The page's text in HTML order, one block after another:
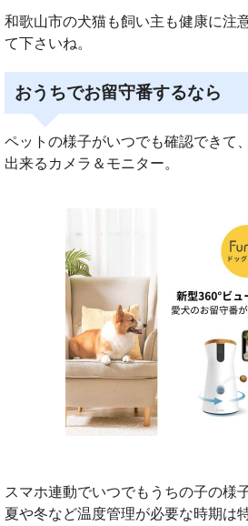
和歌山市の犬猫も飼い主も健康に注
て下さいね。
おうちでお留守番するなら
ペットの様子がいつでも確認できて
出来るカメラ＆モニター。
スマホ連動でいつでもうちの子の様
夏や冬など温度管理が必要な時期は